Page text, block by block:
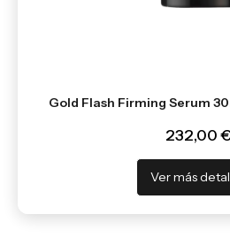
Gold Flash Firming Serum
232,00
Ver más